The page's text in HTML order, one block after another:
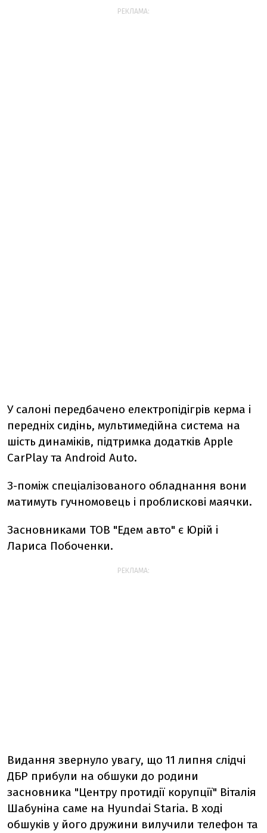
РЕКЛАМА:
У салоні передбачено електропідігрів керма і
передніх сидінь, мультимедійна система на
шість динаміків, підтримка додатків Apple
CarPlay та Android Auto.
З-поміж спеціалізованого обладнання вони
матимуть гучномовець і проблискові маячки.
Засновниками ТОВ "Едем авто" є Юрій і
Лариса Побоченки.
РЕКЛАМА:
Видання звернуло увагу, що 11 липня слідчі
ДБР прибули на обшуки до родини
засновника "Центру протидії корупції" Віталія
Шабуніна саме на Hyundai Staria. В ході
обшуків у його дружини вилучили телефон та